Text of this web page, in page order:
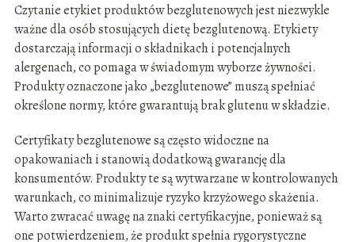
Czytanie etykiet produktów bezglutenowych jest niezwykle
ważne dla osób stosujących dietę bezglutenową. Etykiety
dostarczają informacji o składnikach i potencjalnych
alergenach, co pomaga w świadomym wyborze żywności.
Produkty oznaczone jako „bezglutenowe” muszą spełniać
określone normy, które gwarantują brak glutenu w składzie.
Certyfikaty bezglutenowe są często widoczne na
opakowaniach i stanowią dodatkową gwarancję dla
konsumentów. Produkty te są wytwarzane w kontrolowanych
warunkach, co minimalizuje ryzyko krzyżowego skażenia.
Warto zwracać uwagę na znaki certyfikacyjne, ponieważ są
one potwierdzeniem, że produkt spełnia rygorystyczne